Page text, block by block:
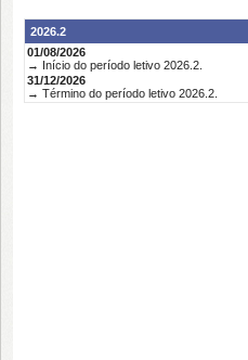
2026.2
01/08/2026
→ Início do período letivo 2026.2.
31/12/2026
→ Término do período letivo 2026.2.